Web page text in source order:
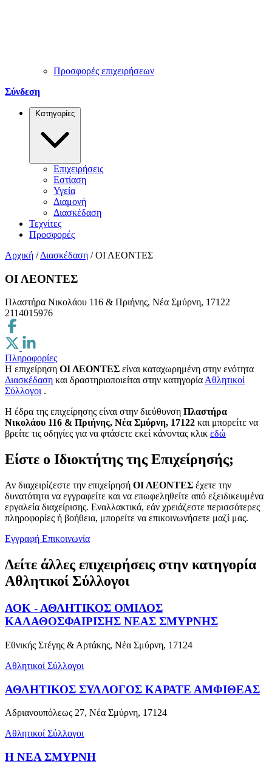
Προσφορές επιχειρήσεων
Σύνδεση
Κατηγορίες
Επιχειρήσεις
Εστίαση
Υγεία
Διαμονή
Διασκέδαση
Τεχνίτες
Προσφορές
Αρχική / Διασκέδαση / ΟΙ ΛΕΟΝΤΕΣ
ΟΙ ΛΕΟΝΤΕΣ
Πλαστήρα Νικολάου 116 & Πριήνης, Νέα Σμύρνη, 17122
2114015976
Πληροφορίες
Η επιχείρηση ΟΙ ΛΕΟΝΤΕΣ είναι καταχωρημένη στην ενότητα
Διασκέδαση και δραστηριοποιείται στην κατηγορίαΑθλητικοί
Σύλλογοι .
H έδρα της επιχείρησης είναι στην διεύθυνση Πλαστήρα
Νικολάου 116 & Πριήνης, Νέα Σμύρνη, 17122 και μπορείτε να
βρείτε τις οδηγίες για να φτάσετε εκεί κάνοντας κλικ εδώ
Είστε ο Ιδιοκτήτης της Επιχείρησής;
Αν διαχειρίζεστε την επιχείρησή ΟΙ ΛΕΟΝΤΕΣ έχετε την
δυνατότητα να εγγραφείτε και να επωφεληθείτε από εξειδικευμένα
εργαλεία διαχείρισης. Εναλλακτικά, εάν χρειάζεστε περισσότερες
πληροφορίες ή βοήθεια, μπορείτε να επικοινωνήσετε μαζί μας.
Εγγραφή Επικοινωνία
Δείτε άλλες επιχειρήσεις στην κατηγορία
Αθλητικοί Σύλλογοι
ΑΟΚ - ΑΘΛΗΤΙΚΟΣ ΟΜΙΛΟΣ
ΚΑΛΑΘΟΣΦΑΙΡΙΣΗΣ ΝΕΑΣ ΣΜΥΡΝΗΣ
Εθνικής Στέγης & Αρτάκης, Νέα Σμύρνη, 17124
Αθλητικοί Σύλλογοι
ΑΘΛΗΤΙΚΟΣ ΣΥΛΛΟΓΟΣ ΚΑΡΑΤΕ ΑΜΦΙΘΕΑΣ
Αδριανουπόλεως 27, Νέα Σμύρνη, 17124
Αθλητικοί Σύλλογοι
Η ΝΕΑ ΣΜΥΡΝΗ